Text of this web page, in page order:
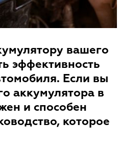
вашего
эффективность
Если вы
аккумулятора в
и способен
которое